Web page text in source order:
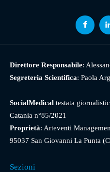
Direttore Responsabile:
Segreteria Scientifica: Paola
SocialMedical testata
Catania n°85/2021
Proprietà: Arteventi
95037 San Giovanni La Punta
Sezioni